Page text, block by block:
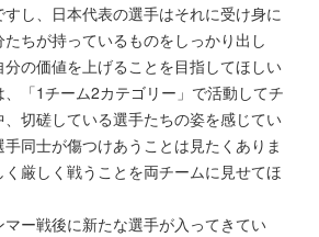
し、日本代表の選手はそれに受け身に
ちが持っているものをしっかり出し
の価値を上げることを目指してほしい
「1チーム2カテゴリー」で活動してチ
切磋している選手たちの姿を感じてい
同士が傷つけあうことは見たくありま
厳しく戦うことを両チームに見せてほ
ー戦後に新たな選手が入ってきてい